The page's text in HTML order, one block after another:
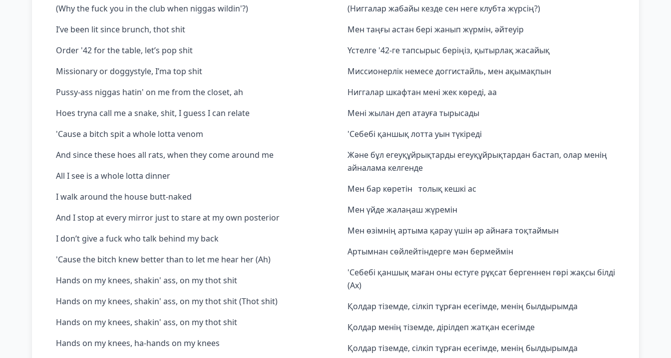
(Why the fuck you in the club when niggas wildin'?)
I’ve been lit since brunch, thot shit
Order '42 for the table, let’s pop shit
Missionary or doggystyle, I’ma top shit
Pussy-ass niggas hatin' on me from the closet, ah
Hoes tryna call me a snake, shit, I guess I can relate
'Cause a bitch spit a whole lotta venom
And since these hoes all rats, when they come around me
All I see is a whole lotta dinner
I walk around the house butt-naked
And I stop at every mirror just to stare at my own posterior
I don’t give a fuck who talk behind my back
'Cause the bitch knew better than to let me hear her (Ah)
Hands on my knees, shakin' ass, on my thot shit
Hands on my knees, shakin' ass, on my thot shit (Thot shit)
Hands on my knees, shakin' ass, on my thot shit
Hands on my knees, ha-hands on my knees
(Ниггалар жабайы кезде сен неге клубта жүрсің?)
Мен таңғы астан бері жанып жүрмін, әйтеуір
Үстелге '42-ге тапсырыс беріңіз, қытырлақ жасайық
Миссионерлік немесе доггистайль, мен ақымақпын
Ниггалар шкафтан мені жек көреді, аа
Мені жылан деп атауға тырысады
'Себебі қаншық лотта уын түкіреді
Және бұл егеуқұйрықтарды егеуқұйрықтардан бастап, олар менің
айналама келгенде
Мен бар көретін толық кешкі ас
Мен үйде жалаңаш жүремін
Мен өзімнің артыма қарау үшін әр айнаға тоқтаймын
Артымнан сөйлейтіндерге мән бермеймін
'Себебі қаншық маған оны естуге рұқсат бергеннен гөрі жақсы білді
(Ах)
Қолдар тіземде, сілкіп тұрған есегімде, менің былдырымда
Қолдар менің тіземде, дірілдеп жатқан есегімде
Қолдар тіземде, сілкіп тұрған есегімде, менің былдырымда